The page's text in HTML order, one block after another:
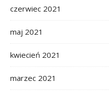
czerwiec 2021
maj 2021
kwiecień 2021
marzec 2021